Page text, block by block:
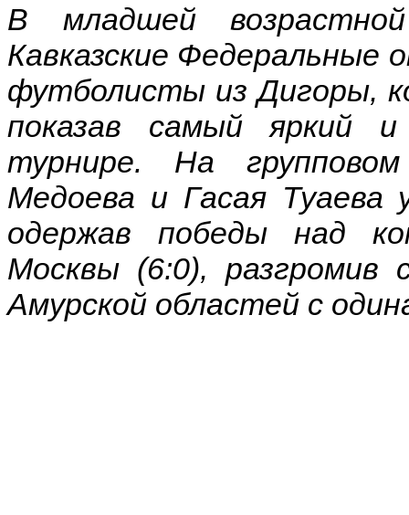
В младшей
Кавказские Федеральные
футболисты из Дигоры,
показав самый яркий
турнире. На
Медоева и Гасая Туаева
одержав победы над
Москвы (6:0), разгромив
Амурской областей с